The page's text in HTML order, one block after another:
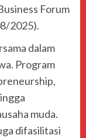
Forum
2025).
dalam
Program
muda.
difasilitasi